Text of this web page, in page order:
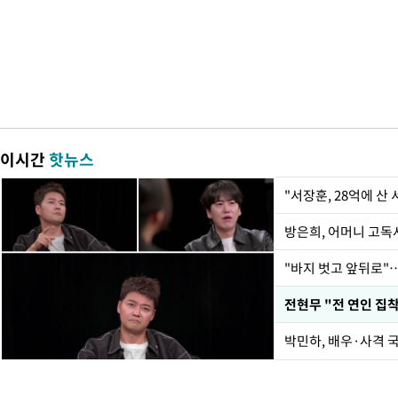
이시간핫뉴스
"서장훈, 28억에 산
방은희, 어머니 고
"바지 벗고 앞뒤로
박민하, 배우·사격